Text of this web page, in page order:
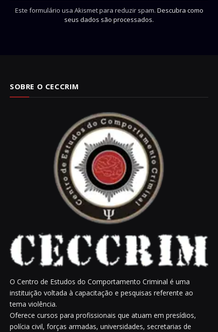
Este formulário usa Akismet para reduzir spam. Descubra como
seus dados são processados.
SOBRE O CECCRIM
O Centro de Estudos do Comportamento Criminal é uma
instituição voltada à capacitação e pesquisas referente ao
tema violência.
Oferece cursos para profissionais que atuam em presídios,
polícia civil, forças armadas, universidades, secretarias de